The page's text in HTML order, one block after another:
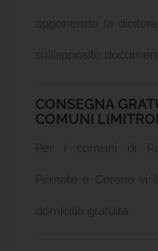
apponendo la
sull’apposito
CONSEGNA
COMUNI
Per i comuni di
Pernate e Cerano vi
domicilio gratuita.